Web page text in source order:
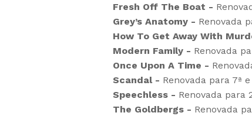
Fresh Off The Boat -
Grey’s Anatomy - Renovada
How To Get Away With
Modern Family - Renovada
Once Upon A Time -
Scandal - Renovada para 7ª
Speechless - Renovada para
The Goldbergs - Renovada